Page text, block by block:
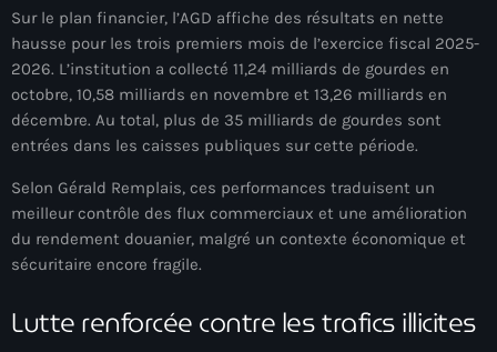
août 2026
juillet 2026
juin 2026
mai 2026
mars 2026
janvier 2026
Sur le plan financier, l’AGD affiche des résultats en nette
hausse pour les trois premiers mois de l’exercice fiscal 2025-
2026. L’institution a collecté 11,24 milliards de gourdes en
octobre, 10,58 milliards en novembre et 13,26 milliards en
décembre. Au total, plus de 35 milliards de gourdes sont
entrées dans les caisses publiques sur cette période.
Selon Gérald Remplais, ces performances traduisent un
meilleur contrôle des flux commerciaux et une amélioration
du rendement douanier, malgré un contexte économique et
sécuritaire encore fragile.
Lutte renforcée contre les trafics illicites